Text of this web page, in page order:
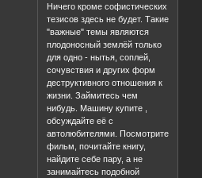
Ничего кроме софистических
тезисов здесь не будет. Такие
"важные" темы являются
плодоносный землёй только
для одно - нытья, соплей,
сочувствия и других форм
деструктивного отношения к
жизни. Займитесь чем
нибудь. Машину купите ,
обсуждайте её с
автолюбителями. Посмотрите
фильм, почитайте книгу,
найдите себе пару, а не
занимайтесь подобной